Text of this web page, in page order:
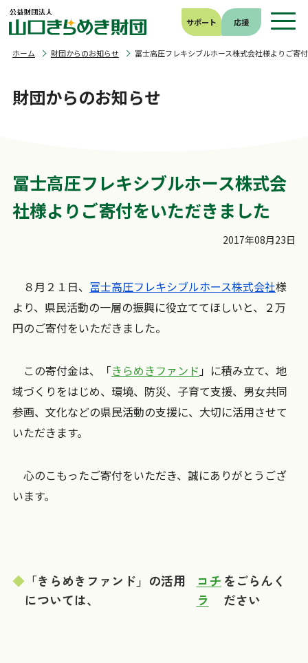
サポート 応援
財団からのお知らせ
ホーム 財団からのお知らせ 冨士高圧フレキシブルホース株式会社様よりご寄
冨士高圧フレキシブルホース株式会
社様よりご寄付をいただきました
2017年08月23日
８月２１日、 冨士高圧フレキシブルホース株式会社様
より、県民活動の一層の振興に役立ててほしいと、２万
円のご寄付をいただきました。
この寄付金は、「きらめきファンド」に積み立て、地
域づくりをはじめ、環境、防災、子育て支援、男女共同
参画、文化などの県民活動の支援に、大切に活用させて
いただきます。
心のこもったご寄付をいただき、誠にありがとうござ
います。
「きらめきファンド」の活用
については、
コチ
ラ
をごらんく
ださい